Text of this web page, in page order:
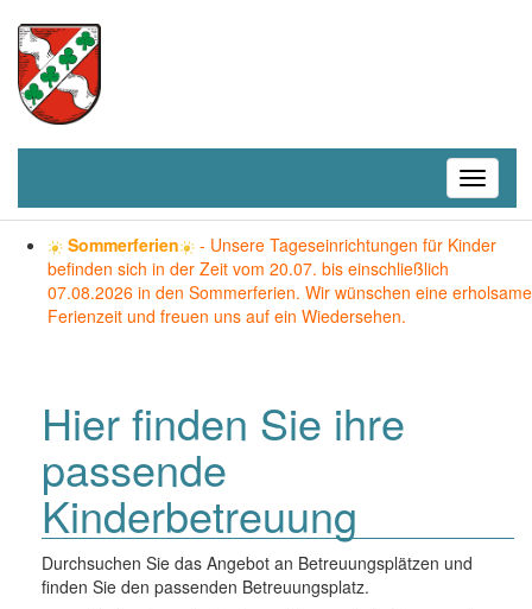
Toggle
Sommerferien
- Unsere Tageseinrichtungen für Kinder
befinden sich in der Zeit vom 20.07. bis einschließlich
07.08.2026 in den Sommerferien. Wir wünschen eine erholsame
Ferienzeit und freuen uns auf ein Wiedersehen.
Hier finden Sie ihre
passende
Kinderbetreuung
Durchsuchen Sie das Angebot an Betreuungsplätzen und
finden Sie den passenden Betreuungsplatz.
T
o
g
o
n